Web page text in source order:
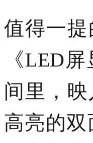
值得一
《LED
间里，
高亮的双